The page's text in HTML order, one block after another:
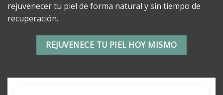
rejuvenecer tu piel de forma natural y sin tiempo de
recuperación.
REJUVENECE TU PIEL HOY MISMO